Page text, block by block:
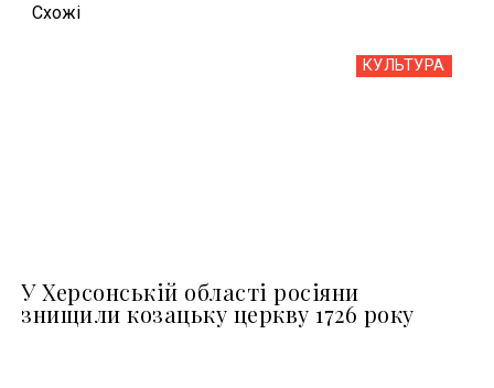
Схожi
КУЛЬТУРА
У Херсонській області росіяни
знищили козацьку церкву 1726 року